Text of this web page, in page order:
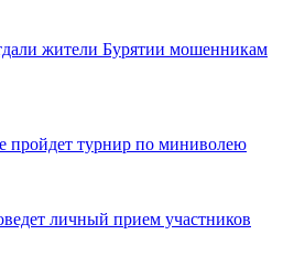
жители Бурятии мошенникам
пройдет турнир по миниволею
личный прием участников